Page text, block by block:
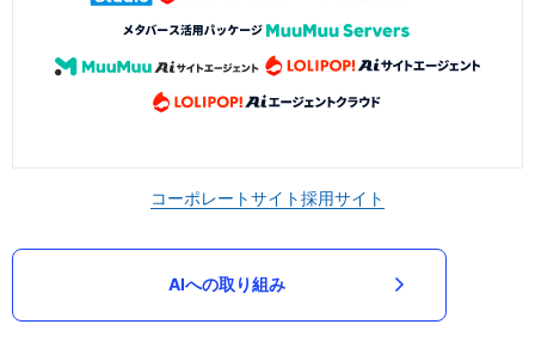
コーポレートサイト採用サイト
AIへの取り組み